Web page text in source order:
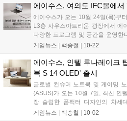
에이수스, 여의도 IFC몰에
에이수스가 오는 10월 24일(목)부
L3층 사우스아트리움 광장에서 에
다양한 프로그램 및 공간을 운영한
스 AI PC와 함께(Incredible Life
을 확대하기 위해 이번 행사를 마련
품과 인텔 AI 프로그램을 경험할 수
램 체험존'을 비롯해 팝업 행사 이
트 참여존'으로 구성됐다....
게임뉴스 | 백승철 10-22
에이수스, 인텔 루나레이크
북 S 14 OLED' 출시
글로벌 컨슈머 노트북 및 게이밍
(ASUS)가 오는 10월 7일, 최신 인
장 슬림한 폼팩터 디자인의 차세
OLED'를 출시한다. 젠북 S 14
게임뉴스 | 백승철 10-02